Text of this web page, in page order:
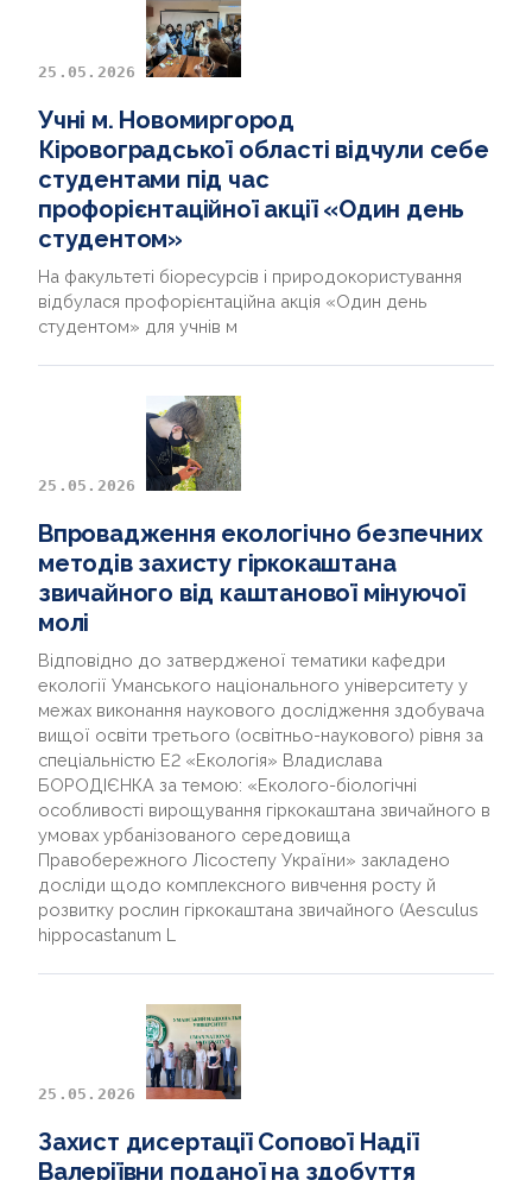
25.05.2026
Учні м. Новомиргород
Кіровоградської області відчули себе
студентами під час
профорієнтаційної акції «Один день
студентом»
На факультеті біоресурсів і природокористування
відбулася профорієнтаційна акція «Один день
студентом» для учнів м
25.05.2026
Впровадження екологічно безпечних
методів захисту гіркокаштана
звичайного від каштанової мінуючої
молі
Відповідно до затвердженої тематики кафедри
екології Уманського національного університету у
межах виконання наукового дослідження здобувача
вищої освіти третього (освітньо-наукового) рівня за
спеціальністю Е2 «Екологія» Владислава
БОРОДІЄНКА за темою: «Еколого-біологічні
особливості вирощування гіркокаштана звичайного в
умовах урбанізованого середовища
Правобережного Лісостепу України» закладено
досліди щодо комплексного вивчення росту й
розвитку рослин гіркокаштана звичайного (Aesculus
hippocastanum L
25.05.2026
Захист дисертації Сопової Надії
Валеріївни поданої на здобуття